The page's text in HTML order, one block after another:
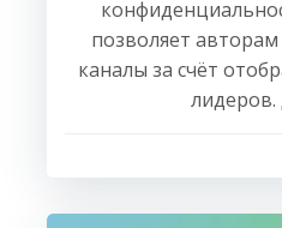
позволяет
каналы за счёт